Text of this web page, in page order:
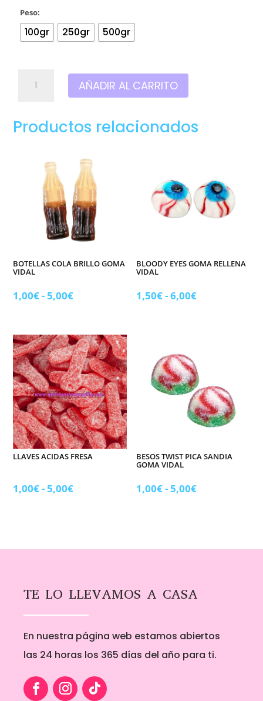
Peso:
100gr 250gr 500gr
goma
AÑADIR AL CARRITO
Productos relacionados
BOTELLAS COLA BRILLO GOMA
VIDAL
1,00€-5,00€Rango
desde
1,00€
hasta
5,00€
BLOODY EYES GOMA RELLENA
VIDAL
1,50€-6,00€Rango
hasta
6,00€
LLAVES ACIDAS FRESA
1,00€-5,00€Rango
1,00€
BESOS TWIST PICA SANDIA
GOMA VIDAL
1,00€-5,00€Rango
1,00€
TE LO LLEVAMOS A CASA
En nuestra página web estamos abiertos
las 24 horas los 365 días del año para ti.